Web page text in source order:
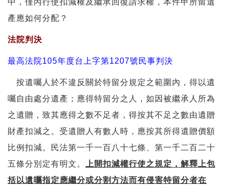
中，僅丙行使扣減權及繼承回復請求權，本件甲所留遺
產應如何分配？
法院判決
最高法院105年度台上字第1207號民事判決
按遺囑人於不違反關於特留分規定之範圍內，得以遺
囑自由處分遺產；應得特留分之人，如因被繼承人所為
之遺贈，致其應得之數不足者，得按其不足之數由遺贈
財產扣減之。受遺贈人有數人時，應按其所得遺贈價額
比例扣減。民法第一千一百八十七條、第一千二百二十
五條分別定有明文。
上開扣減權行使之規定，解釋上包
括以遺囑指定應繼分或分割方法而有侵害特留分者在